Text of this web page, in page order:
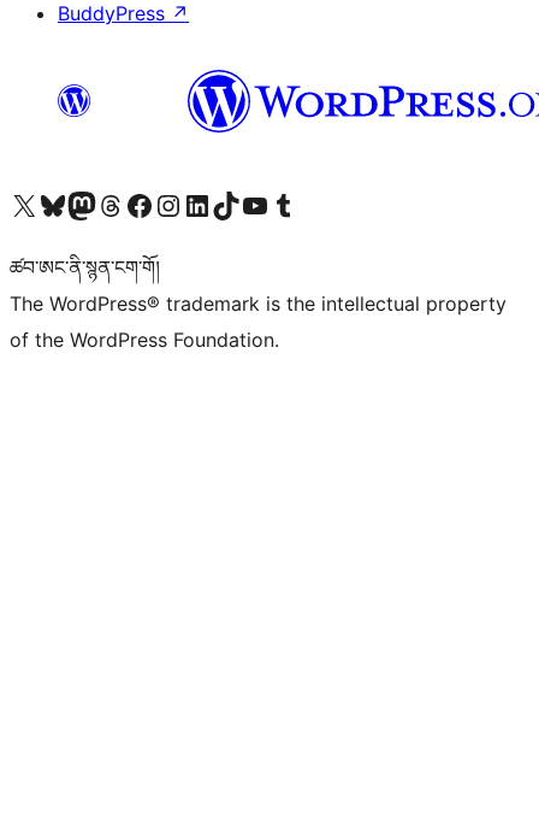
BuddyPress ↗
Visit our X (formerly Twitter) account
Visit our Bluesky account
Visit our Mastodon account
Visit our Threads account
Visit our Facebook page
Visit our Instagram account
Visit our LinkedIn account
Visit our TikTok account
Visit our YouTube channel
Visit our Tumblr account
ཚབ་ཨང་ནི་སྙན་ངག་གོ།
The WordPress® trademark is the intellectual property
of the WordPress Foundation.